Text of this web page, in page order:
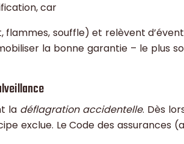
car
souffle) et relèvent
la bonne garantie – le plus
la déflagration accidentelle. Dès
exclue. Le Code des assurances